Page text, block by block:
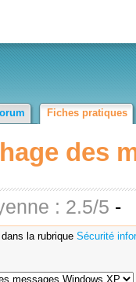
Fiches pratiques
des
: 2.5/5 -
la rubrique Sécurité